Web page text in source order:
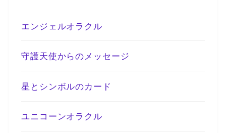
エンジェルオラクル
守護天使からのメッセージ
星とシンボルのカード
ユニコーンオラクル